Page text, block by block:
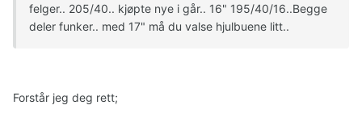
felger.. 205/40.. kjøpte nye i går.. 16" 195/40/16..Begge
deler funker.. med 17" må du valse hjulbuene litt..
Forstår jeg deg rett;